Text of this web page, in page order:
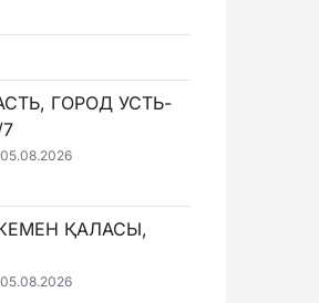
ГОРОД УСТЬ-
05.08.2026
ҚАЛАСЫ,
05.08.2026